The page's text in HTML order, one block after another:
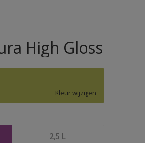
High Gloss
Kleur wijzigen
2,5 L